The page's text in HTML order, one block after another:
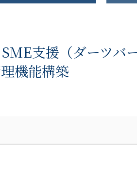
支援（ダーツバ
機能構築